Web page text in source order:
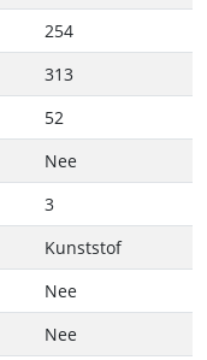
254
313
52
Nee
3
Kunststof
Nee
Nee